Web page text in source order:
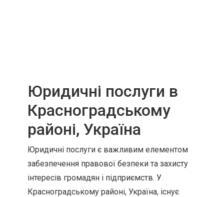
Юридичні послуги в
Красноградському
районі, Україна
Юридичні послуги є важливим елементом
забезпечення правової безпеки та захисту
інтересів громадян і підприємств. У
Красноградському районі, Україна, існує